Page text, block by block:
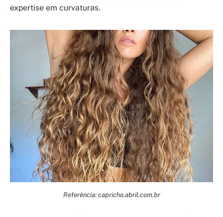
expertise em curvaturas.
Referência: capricho.abril.com.br